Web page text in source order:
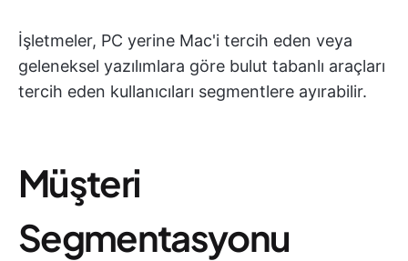
İşletmeler, PC yerine Mac'i tercih eden veya
geleneksel yazılımlara göre bulut tabanlı araçları
tercih eden kullanıcıları segmentlere ayırabilir.
Müşteri
Segmentasyonu